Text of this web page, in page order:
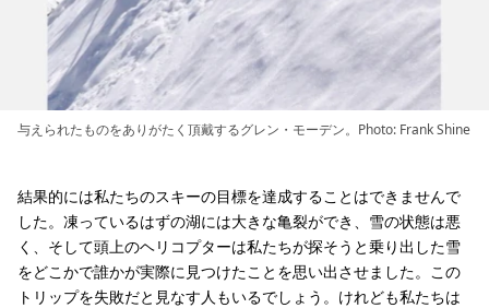
与えられたものをありがたく頂戴するグレン・モーデン。Photo: Frank Shine
結果的には私たちのスキーの目標を達成することはできませんで
した。凍っているはずの湖には大きな亀裂ができ、雪の状態は悪
く、そして頭上のヘリコプターは私たちが探そうと乗り出した雪
をどこかで誰かが実際に見つけたことを思い出させました。この
トリップを失敗だと見なす人もいるでしょう。けれども私たちは